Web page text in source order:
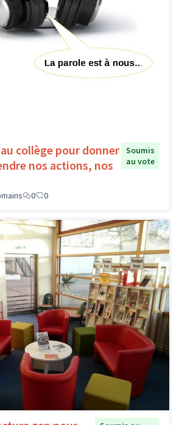
collège pour donner
nos actions, nos
Soumis
au vote
0 0